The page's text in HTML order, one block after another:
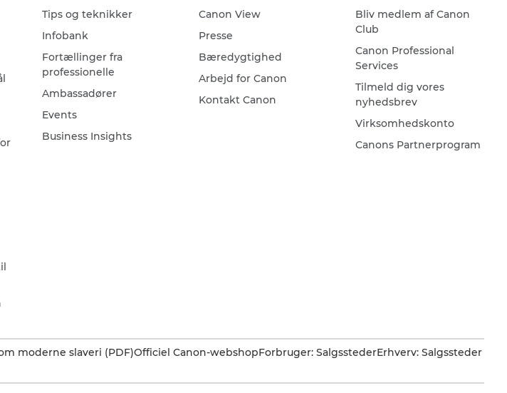
Tips og teknikker
Infobank
Fortællinger fra
professionelle
Ambassadører
Events
Business Insights
Canon View
Presse
Bæredygtighed
Arbejd for Canon
Kontakt Canon
Bliv medlem af Canon
Club
Canon Professional
Services
Tilmeld dig vores
nyhedsbrev
Virksomhedskonto
Canons Partnerprogram
moderne slaveri (PDF)Officiel Canon-webshopForbruger: SalgsstederErhverv: Salgssteder